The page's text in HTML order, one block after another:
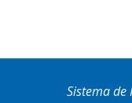
Sistema de